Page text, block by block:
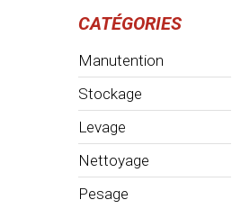
CATÉGORIES
Manutention
Stockage
Levage
Nettoyage
Pesage